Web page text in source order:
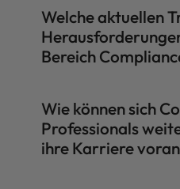
Welche aktuellen
Bereich
Wie können sich
Professionals
ihre Karriere